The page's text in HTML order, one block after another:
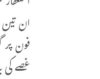
ان
فون
غصے